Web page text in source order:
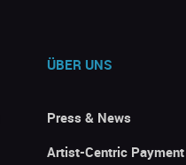
ÜBER UNS
Press & News
Artist-Centric Payment